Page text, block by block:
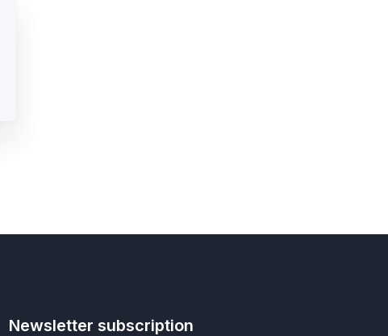
Newsletter subscription